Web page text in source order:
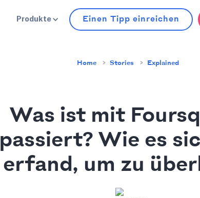
Produkte Einen Tipp einreichen
Home Stories Explained
Was ist mit
passiert? Wie es
erfand, um zu